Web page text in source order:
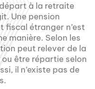
à la retraite
Une pension
fiscal étranger n’est
manière. Selon les
peut relever de la
être répartie selon
il n’existe pas de